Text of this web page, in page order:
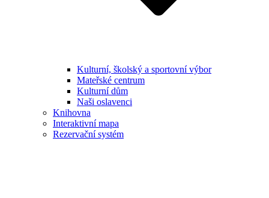
Kulturní, školský a sportovní výbor
Mateřské centrum
Kulturní dům
Naši oslavenci
Knihovna
Interaktivní mapa
Rezervační systém